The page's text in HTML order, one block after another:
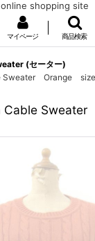
shopping site
マイページ 商品検索
(セーター)
Sweater Orange size
Cable